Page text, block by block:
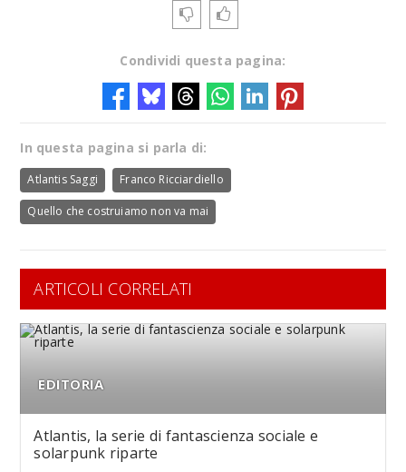
Condividi questa pagina:
In questa pagina si parla di:
Atlantis Saggi Franco Ricciardiello
Quello che costruiamo non va mai
ARTICOLI CORRELATI
EDITORIA
Atlantis, la serie di fantascienza sociale e
solarpunk riparte